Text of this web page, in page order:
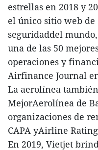
estrellas en 2018 y
el único sitio web
seguridaddel
una de las 50
operaciones y
Airfinance Journal
La aerolínea
MejorAerolínea de
organizaciones de
CAPA yAirline
En 2019, Vietjet